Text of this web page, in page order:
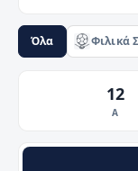
Όλα Φιλικά
12
Α